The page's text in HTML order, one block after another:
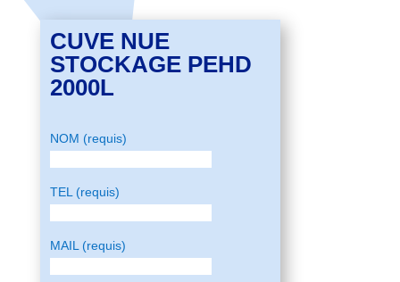
CUVE NUE
STOCKAGE PEHD
2000L
NOM (requis)
TEL (requis)
MAIL (requis)